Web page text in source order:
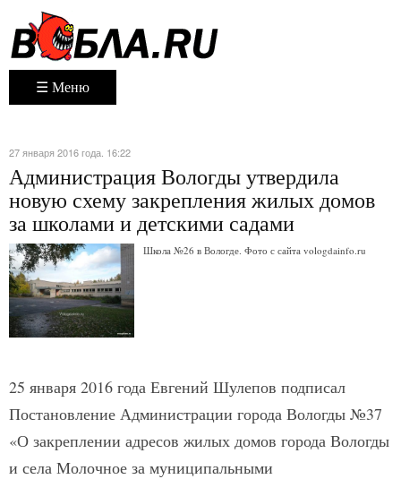
☰ Меню
27 января 2016 года. 16:22
Администрация Вологды утвердила
новую схему закрепления жилых домов
за школами и детскими садами
Школа №26 в Вологде. Фото с сайта vologdainfo.ru
25 января 2016 года Евгений Шулепов подписал
Постановление Администрации города Вологды №37
«О закреплении адресов жилых домов города Вологды
и села Молочное за муниципальными